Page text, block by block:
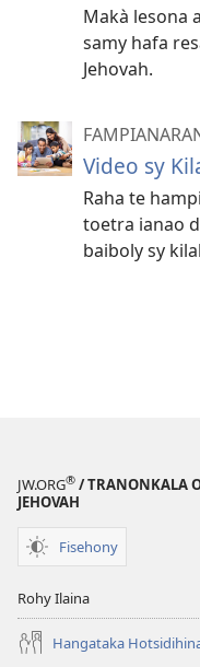
Makà lesona
samy hafa
Jehovah.
Video sy
Raha te
toetra ianao
baiboly sy
JW.ORG® / TRANONKALA
JEHOVAH
Fisehony
Rohy Ilaina
Hangataka